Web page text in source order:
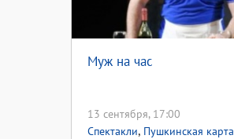
Муж на час
13 сентября, 17:00
Спектакли, Пушкинская карта